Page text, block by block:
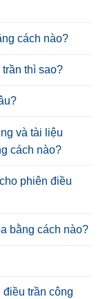
cách nào?
thì sao?
và tài liệu
cách nào?
phiên điều
bằng cách nào?
trần công